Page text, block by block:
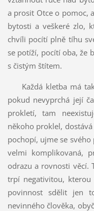
a prosit Otce o pomoc,
bytosti a veškeré zlo,
chvíli pocítí plně tíhu
se potíží, pocítí oba, že
s čistým štítem.
Každá kletba má tak
pokud nevyprchá její
prokletí, tam
někoho proklel,
pochopí, ujme se
velmi komplikovaná,
odrazu a rovnosti věcí.
trpí negativitou,
povinnost sdělit jen
nevinného člověka,